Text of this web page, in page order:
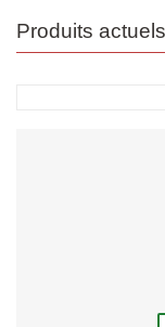
Produits actuels